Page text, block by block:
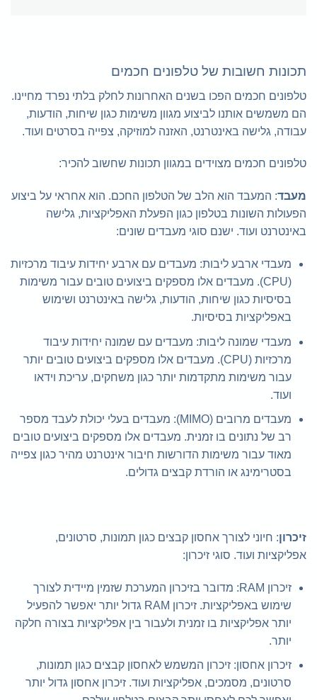
תכונות חשובות של טלפונים חכמים
טלפונים חכמים הפכו בשנים האחרונות לחלק בלתי נפרד מחיינו.
הם משמשים אותנו לביצוע מגוון משימות כגון שיחות, הודעות,
עבודה, גלישה באינטרנט, האזנה למוזיקה, צפייה בסרטים ועוד.
טלפונים חכמים מצוידים במגוון תכונות שחשוב להכיר:
מעבד: המעבד הוא הלב של הטלפון החכם. הוא אחראי על ביצוע
הפעולות השונות בטלפון כגון הפעלת האפליקציות, גלישה
באינטרנט ועוד. ישנם סוגי מעבדים שונים:
מעבדי ארבע ליבות: מעבדים עם ארבע יחידות עיבוד מרכזיות
(CPU). מעבדים אלו מספקים ביצועים טובים עבור משימות
בסיסיות כגון שיחות, הודעות, גלישה באינטרנט ושימוש
באפליקציות בסיסיות.
מעבדי שמונה ליבות: מעבדים עם שמונה יחידות עיבוד
מרכזיות (CPU). מעבדים אלו מספקים ביצועים טובים יותר
עבור משימות מתקדמות יותר כגון משחקים, עריכת וידאו
ועוד.
מעבדים מרובים (MIMO): מעבדים בעלי יכולת לעבד מספר
רב של נתונים בו זמנית. מעבדים אלו מספקים ביצועים טובים
מאוד עבור משימות הדורשות חיבור אינטרנט מהיר כגון צפייה
בסטרימינג או הורדת קבצים גדולים.
זיכרון: חיוני לצורך אחסון קבצים כגון תמונות, סרטונים,
אפליקציות ועוד. סוגי זיכרון:
זיכרון RAM: מדובר בזיכרון המערכת שזמין מיידית לצורך
שימוש באפליקציות. זיכרון RAM גדול יותר יאפשר להפעיל
יותר אפליקציות בו זמנית ולעבור בין אפליקציות בצורה חלקה
יותר.
זיכרון אחסון: זיכרון המשמש לאחסון קבצים כגון תמונות,
סרטונים, מסמכים, אפליקציות ועוד. זיכרון אחסון גדול יותר